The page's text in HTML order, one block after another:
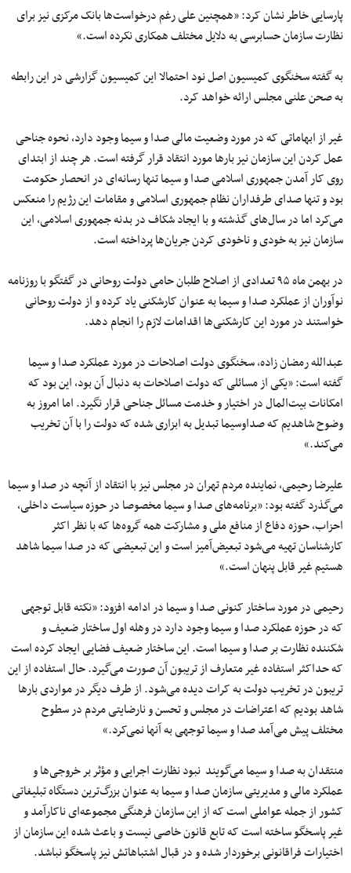
پارساییخاطرنشانکرد: «همچنینعلیرغمدرخواست‌هابانک مرکزی نیز برای
نظارت سازمان حسابرسی به دلایل مختلف همکاری نکرده است.»
به گفته سخنگوی کمیسیون اصلنوداحتمالااین کمیسیون گزارشی در این رابطه
به صحن علنی مجلس ارائه خواهد کرد.
غیر از ابهاماتی که در مورد وضعیت مالیصداوسیماوجود دارد، نحوه جناحی
عمل کردن این سازمان نیز بارهاموردانتقادقرارگرفتهاست.هرچنداز ابتدای
روی کار آمدن جمهوری اسلامیصداوسیماتنهارسانه‌ایدر انحصار حکومت
بود و تنها صدای طرفداران نظام جمهوری اسلامی و مقامات این رژیم را منعکس
می‌کرداما درسال‌هایگذشته و با ایجاد شکاف در بدنه جمهوری اسلامی، این
سازمان نیز به خودی وناخودیکردنجریان‌هاپرداخته است.
دربهمنماه۹۵تعدادی ازاصلاحطلبانحامی دولت روحانی در گفتگو با روزنامه
نوآوران از عملکردصداوسیمابهعنوانکارشکنییادکردهو از دولت روحانی
خواستند در مورد اینکارشکنی‌هااقدامات لازم را انجام دهد.
عبدالله رمضان زاده، سخنگوی دولت اصلاحات در مورد عملکردصداوسیما
گفته است: «یکی از مسائلی که دولت اصلاحات به دنبال آن بود، این بود که
امکانات بیت‌المال در اختیار و خدمت مسائل جناحی قرار نگیرد. اما امروزبه
وضوحشاهدیم که صداوسیما تبدیل به ابزاری شده که دولت را با آن تخریب
می‌کند.»
علیرضا رحیمی، نماینده مردم تهران در مجلس نیز با انتقادازآنچهدرصداوسیما
می‌گذردگفته بود: «برنامه‌هایصداوسیمامخصوصادر حوزه سیاست داخلی،
احزاب، حوزه دفاع از منافع ملی و مشارکت همهگروه‌هاکه با نظر اکثر
کارشناسان تهیهمی‌شودتبعیض‌آمیزاست و این تبعیضی که در صدا سیما شاهد
هستیمغیرقابلپنهان است.»
رحیمی در مورد ساختار کنونیصداوسیمادر ادامه افزود: «نکتهقابلتوجهی
که در حوزه عملکردصداوسیماوجود دارد در وهلهاولساختار ضعیف و
شکننده نظارت برصداوسیمااست. این ساختار ضعیف فضایی ایجاد کرده است
که حداکثر استفادهغیرمتعارفاز تریبون آن صورتمی‌گیرد. حال استفاده از این
تریبون در تخریب دولتبهکراتدیدهمی‌شود. از طرف دیگر در مواردی بارها
شاهد بودیم که اعتراضات در مجلس وتحسنو نارضایتی مردم در سطوح
مختلف پیشمی‌آمدصداوسیماتوجهی به آنهانمی‌کرد.»
منتقدان بهصداوسیمامی‌گویند نبود نظارت اجرایی ومؤثربر خروجی‌ها و
عملکرد مالی و مدیریتی سازمانصداوسیمابهعنوانبزرگ‌ترین دستگاه تبلیغاتی
کشورازجملهعواملی است که از این سازمان فرهنگیمجموعه‌ایناکارآمدو
غیر پاسخگو ساخته است که تابع قانون خاصی نیست و باعث شده این سازمان از
اختیارات فراقانونی برخوردار شده و در قبال اشتباهاتش نیز پاسخگو نباشد.